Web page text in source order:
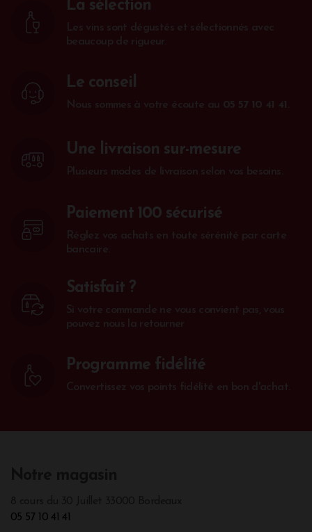
La sélection
Le conseil
Une livraison sur-mesure
Paiement 100 sécurisé
Satisfait ?
Programme fidélité
05 57 10 41 41